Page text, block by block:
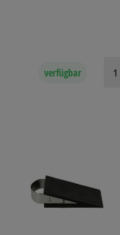
verfügbar